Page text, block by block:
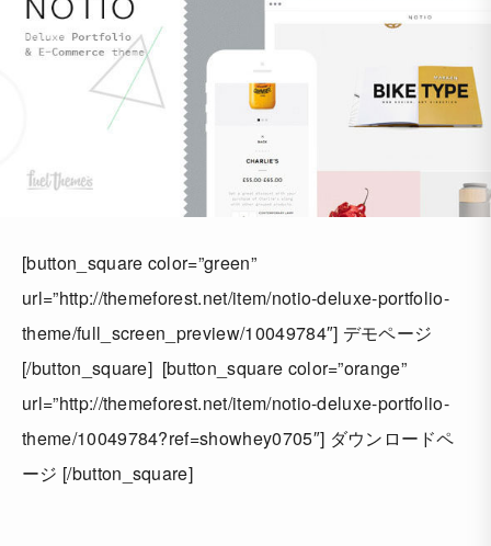
[button_square color=”green”
url=”http://themeforest.net/item/notio-deluxe-portfolio-
theme/full_screen_preview/10049784″] デモページ
[/button_square] [button_square color=”orange”
url=”http://themeforest.net/item/notio-deluxe-portfolio-
theme/10049784?ref=showhey0705″] ダウンロードペ
ージ [/button_square]